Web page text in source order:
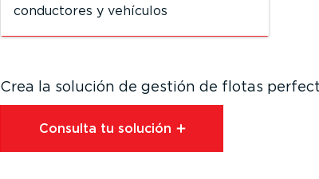
conductores y vehículos
Crea la solución de gestión de flotas
Consulta tu solución⁠